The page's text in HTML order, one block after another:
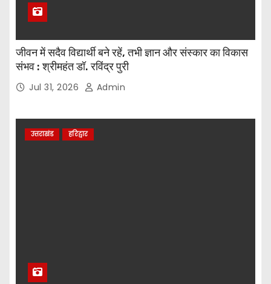
जीवन में सदैव विद्यार्थी बने रहें, तभी ज्ञान और संस्कार का विकास
संभव : श्रीमहंत डॉ. रविंद्र पुरी
Jul 31, 2026 Admin
उत्तराखंड हरिद्वार